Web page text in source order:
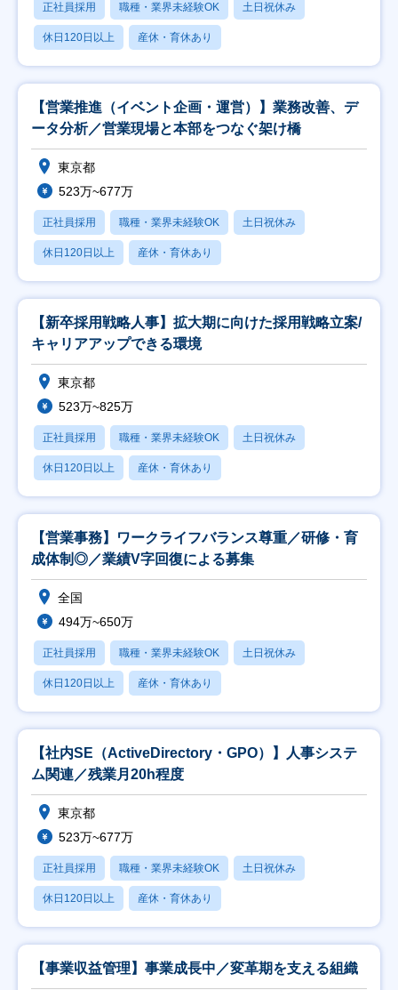
正社員採用 職種・業界未経験OK 土日祝休み
休日120日以上 産休・育休あり
【営業推進（イベント企画・運営）】業務改善、デ
ータ分析／営業現場と本部をつなぐ架け橋
東京都
523万~677万
正社員採用 職種・業界未経験OK 土日祝休み
休日120日以上 産休・育休あり
【新卒採用戦略人事】拡大期に向けた採用戦略立案/
キャリアアップできる環境
東京都
523万~825万
正社員採用 職種・業界未経験OK 土日祝休み
休日120日以上 産休・育休あり
【営業事務】ワークライフバランス尊重／研修・育
成体制◎／業績V字回復による募集
全国
494万~650万
正社員採用 職種・業界未経験OK 土日祝休み
休日120日以上 産休・育休あり
【社内SE（ActiveDirectory・GPO）】人事システ
ム関連／残業月20h程度
東京都
523万~677万
正社員採用 職種・業界未経験OK 土日祝休み
休日120日以上 産休・育休あり
【事業収益管理】事業成長中／変革期を支える組織